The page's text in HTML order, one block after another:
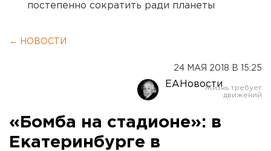
постепенно сократить ради планеты
← НОВОСТИ
24 МАЯ 2018 В 15:25
ЕАНовости
«Бомба на стадионе»: в
Екатеринбурге в